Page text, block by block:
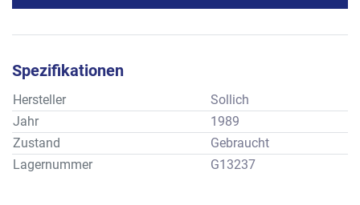
Spezifikationen
Hersteller
Sollich
Jahr
1989
Zustand
Gebraucht
Lagernummer
G13237